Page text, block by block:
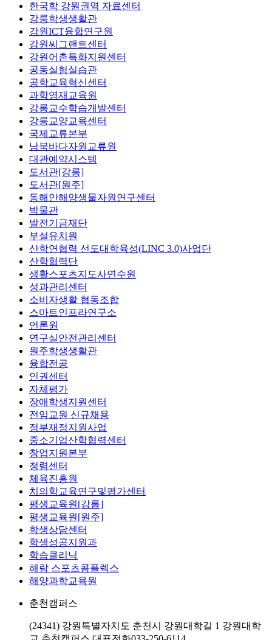
한국학 강원권역 자료센터
강릉학생생활관
강원ICT융합연구원
강원씨그랜트센터
강원어촌특화지원센터
공동실험실습관
공학교육혁신센터
과학영재교육원
강릉교수학습개발센터
강릉교양교육센터
국제교류본부
남북바다자원교류원
대관예약시스템
도서관[강릉]
도서관[원주]
동해안해양생물자원연구센터
박물관
발전기금재단
부설유치원
산학연협력 선도대학육성(LINC 3.0)사업단
산학협력단
생활스포츠지도사연수원
성과관리센터
소비자생활 협동조합
스마트인프라연구소
언론원
연구실안전관리센터
원주학생생활관
융합전공
인권센터
자체평가
장애학생지원센터
전임교원 신규채용
정부재정지원사업
중소기업산학협력센터
창업지원본부
청렴센터
체육진흥원
치의학교육연구및평가센터
평생교육원[강릉]
평생교육원[원주]
학생상담센터
학생성공지원과
학습클리닉
해람 스포츠콤플렉스
해양과학교육원
춘천캠퍼스
(24341) 강원특별자치도 춘천시 강원대학길 1 강원대학